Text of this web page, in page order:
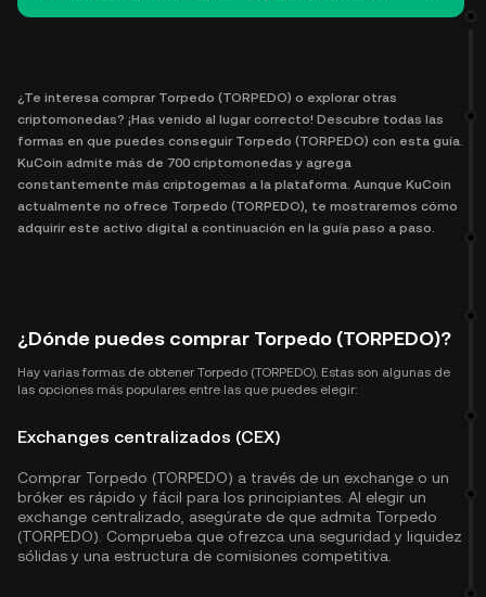
¿Te interesa comprar Torpedo (TORPEDO) o explorar otras
criptomonedas? ¡Has venido al lugar correcto! Descubre todas las
formas en que puedes conseguir Torpedo (TORPEDO) con esta guía.
KuCoin admite más de 700 criptomonedas y agrega
constantemente más criptogemas a la plataforma. Aunque KuCoin
actualmente no ofrece Torpedo (TORPEDO), te mostraremos cómo
adquirir este activo digital a continuación en la guía paso a paso.
¿Dónde puedes comprar Torpedo (TORPEDO)?
Hay varias formas de obtener Torpedo (TORPEDO). Estas son algunas de
las opciones más populares entre las que puedes elegir:
Exchanges centralizados (CEX)
Comprar Torpedo (TORPEDO) a través de un exchange o un
bróker es rápido y fácil para los principiantes. Al elegir un
exchange centralizado, asegúrate de que admita Torpedo
(TORPEDO). Comprueba que ofrezca una seguridad y liquidez
sólidas y una estructura de comisiones competitiva.